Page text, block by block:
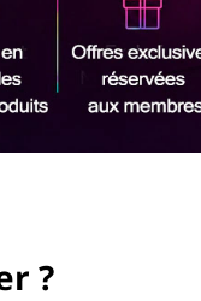
?